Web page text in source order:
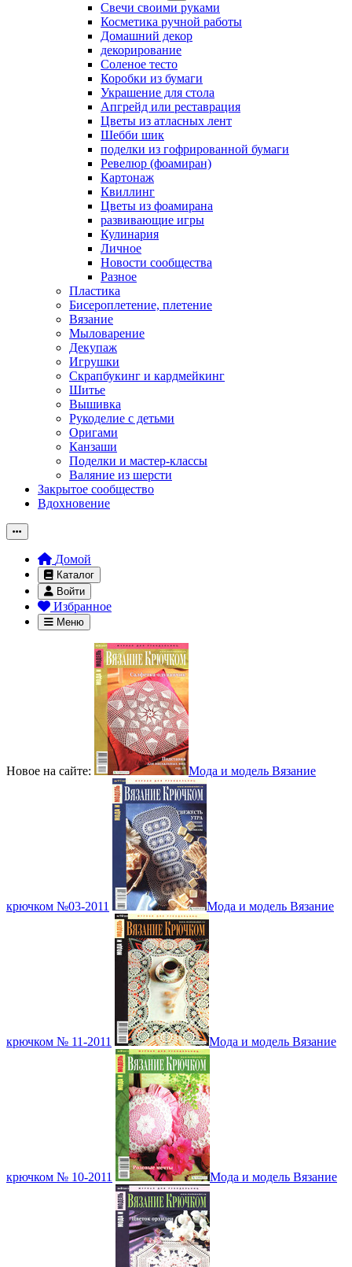
Свечи своими руками
Косметика ручной работы
Домашний декор
декорирование
Соленое тесто
Коробки из бумаги
Украшение для стола
Апгрейд или реставрация
Цветы из атласных лент
Шебби шик
поделки из гофрированной бумаги
Ревелюр (фоамиран)
Картонаж
Квиллинг
Цветы из фоамирана
развивающие игры
Кулинария
Личное
Новости сообщества
Разное
Пластика
Бисероплетение, плетение
Вязание
Мыловарение
Декупаж
Игрушки
Скрапбукинг и кардмейкинг
Шитье
Вышивка
Рукоделие с детьми
Оригами
Канзаши
Поделки и мастер-классы
Валяние из шерсти
Закрытое сообщество
Вдохновение
Домой
Каталог
Войти
Избранное
Меню
Новое на сайте: Мода и модель Вязание
крючком №03-2011 Мода и модель Вязание
крючком № 11-2011 Мода и модель Вязание
крючком № 10-2011 Мода и модель Вязание